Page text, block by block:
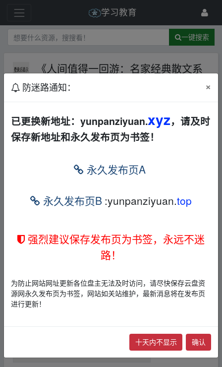
学习教育
一键搜索
《人间值得一回游：名家经典散文系
列（套装共18册）》【64.0MB】
夸克网盘
如果你对人间值得一回游：名家经典散文系
了全面的理论知识与实操技能。每个章节都
程中遇到的疑难问题，非常适合零基础或希
n.xy﹏z
本帖含有隐藏内容，请您 回复
fr‥om w、ww.y▁un_pan‥zi_yu▂an.xy﹏z
防迷路通知： ×
已更换新地址：yunpanziyuan.xyz，请及时
保存新地址和永久发布页为书签！
永久发布页A
永久发布页B :yunpanziyuan.top
强烈建议保存发布页为书签，永远不迷
路！
为防止网站网址更新各位盘主无法及时访问，请尽快保存云盘资
源网永久发布页为书签，网站如关站维护，最新消息将在发布页
进行更新！
十天内不显示 确认